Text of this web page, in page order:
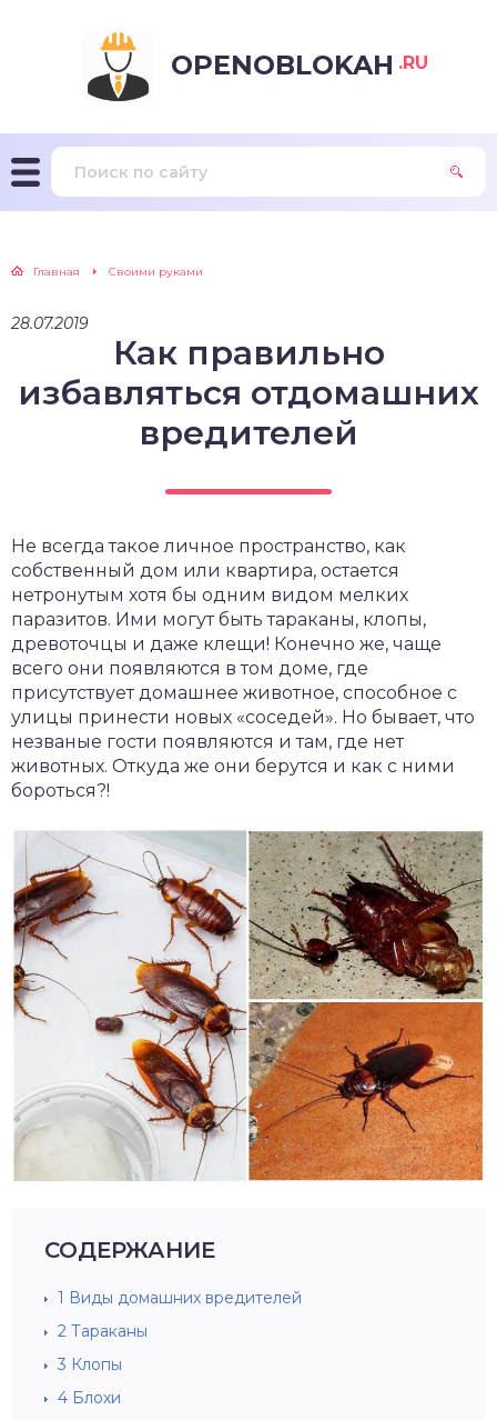
OPENOBLOKAH .RU
Главная Своими руками
28.07.2019
Как правильно
избавляться отдомашних
вредителей
Не всегда такое личное пространство, как
собственный дом или квартира, остается
нетронутым хотя бы одним видом мелких
паразитов. Ими могут быть тараканы, клопы,
древоточцы и даже клещи! Конечно же, чаще
всего они появляются в том доме, где
присутствует домашнее животное, способное с
улицы принести новых «соседей». Но бывает, что
незваные гости появляются и там, где нет
животных. Откуда же они берутся и как с ними
бороться?!
СОДЕРЖАНИЕ
1 Виды домашних вредителей
2 Тараканы
3 Клопы
4 Блохи